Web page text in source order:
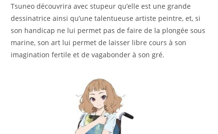
Tsuneo découvrira avec stupeur qu’elle est une grande
dessinatrice ainsi qu’une talentueuse artiste peintre, et, si
son handicap ne lui permet pas de faire de la plongée sous
marine, son art lui permet de laisser libre cours à son
imagination fertile et de vagabonder à son gré.